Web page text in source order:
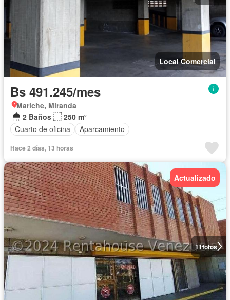
Local Comercial
Bs 491.245/mes
Mariche, Miranda
2 Baños
250 m²
Cuarto de oficina
Aparcamiento
Hace 2 días, 13 horas
11fotos
Actualizado